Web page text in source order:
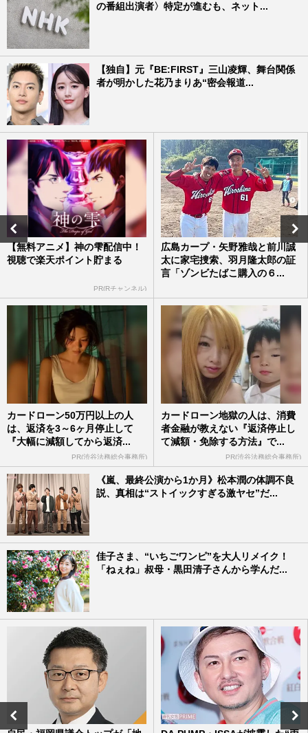
の番組出演者〉特定が進むも、ネット...
【独自】元『BE:FIRST』三山凌輝、舞台関係
者が明かした花乃まりあ“密会報道...
【無料アニメ】神の雫配信中！
視聴で楽天ポイント貯まる
PR(Rチャンネル)
広島カープ・矢野雅哉と前川誠
太に家宅捜索、羽月隆太郎の証
言「ゾンビたばこ購入の６...
カードローン50万円以上の人
は、返済を3～6ヶ月停止して
『大幅に減額してから返済...
PR(渋谷法務総合事務所)
カードローン地獄の人は、消費
者金融が教えない『返済停止し
て減額・免除する方法』で...
PR(渋谷法務総合事務所)
《嵐、最終公演から1か月》松本潤の体調不良
説、真相は“ストイックすぎる激ヤセ”だ...
佳子さま、“いちごワンピ”を大人リメイク！
「ねぇね」叔母・黒田清子さんから学んだ...